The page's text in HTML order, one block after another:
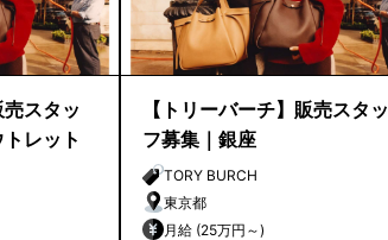
売スタッ
レット
【トリーバーチ】販売スタッ
フ募集｜銀座
TORY BURCH
東京都
月給 (25万円～)